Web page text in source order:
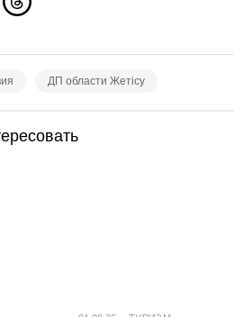
ДП области Жетісу